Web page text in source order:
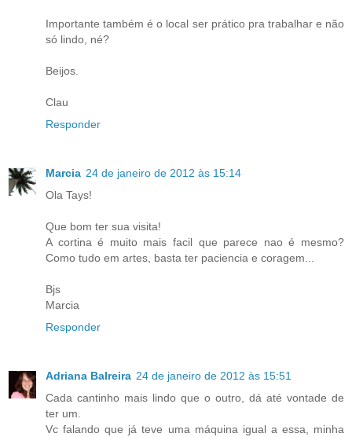
Importante também é o local ser prático pra trabalhar e não
só lindo, né?
Beijos.
Clau
Responder
Marcia 24 de janeiro de 2012 às 15:14
Ola Tays!
Que bom ter sua visita!
A cortina é muito mais facil que parece nao é mesmo?
Como tudo em artes, basta ter paciencia e coragem...
Bjs
Marcia
Responder
Adriana Balreira 24 de janeiro de 2012 às 15:51
Cada cantinho mais lindo que o outro, dá até vontade de
ter um.
Vc falando que já teve uma máquina igual a essa, minha